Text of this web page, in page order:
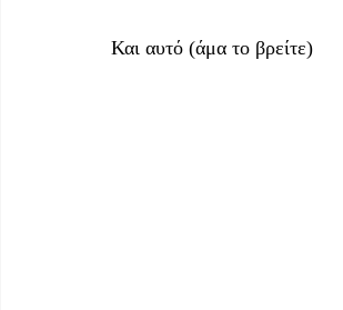
Και αυτό (άμα το βρείτε)